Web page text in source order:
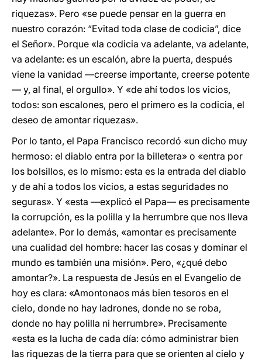
riquezas». Pero «se puede pensar en la guerra en
nuestro corazón: “Evitad toda clase de codicia”, dice
el Señor». Porque «la codicia va adelante, va adelante,
va adelante: es un escalón, abre la puerta, después
viene la vanidad —creerse importante, creerse potente
— y, al final, el orgullo». Y «de ahí todos los vicios,
todos: son escalones, pero el primero es la codicia, el
deseo de amontar riquezas».
Por lo tanto, el Papa Francisco recordó «un dicho muy
hermoso: el diablo entra por la billetera» o «entra por
los bolsillos, es lo mismo: esta es la entrada del diablo
y de ahí a todos los vicios, a estas seguridades no
seguras». Y «esta —explicó el Papa— es precisamente
la corrupción, es la polilla y la herrumbre que nos lleva
adelante». Por lo demás, «amontar es precisamente
una cualidad del hombre: hacer las cosas y dominar el
mundo es también una misión». Pero, «¿qué debo
amontar?». La respuesta de Jesús en el Evangelio de
hoy es clara: «Amontonaos más bien tesoros en el
cielo, donde no hay ladrones, donde no se roba,
donde no hay polilla ni herrumbre». Precisamente
«esta es la lucha de cada día: cómo administrar bien
las riquezas de la tierra para que se orienten al cielo y